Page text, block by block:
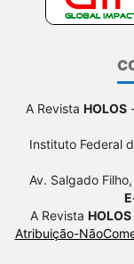
A Revista HOLOS
Instituto Federal
Av. Salgado
A Revista HOLOS
Atribuição-